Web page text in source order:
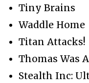
Tiny Brains
Waddle Home
Titan Attacks!
Thomas Was
Stealth Inc: